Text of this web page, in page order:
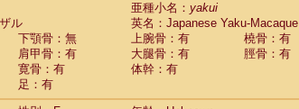
nigrivittatus
Cebusspp.(0)
Saimiri boliviensis
Saimiri sciureus
Alouatta caraya
fusca
亜種小名： yakui
ル
英名：Japanese Yaku-Macaque
下顎骨：無 上腕骨：有
橈骨：有
肩甲骨：有 大腿骨：有
脛骨：有
寛骨：有
体幹：有
足：有